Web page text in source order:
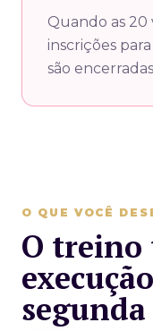
Quando as 20
inscrições
são
O QUE VOCÊ
O treino
segunda